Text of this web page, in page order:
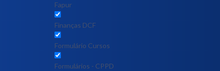
Fapur
Finanças DCF
Formulário Cursos
Formulários - CPPD